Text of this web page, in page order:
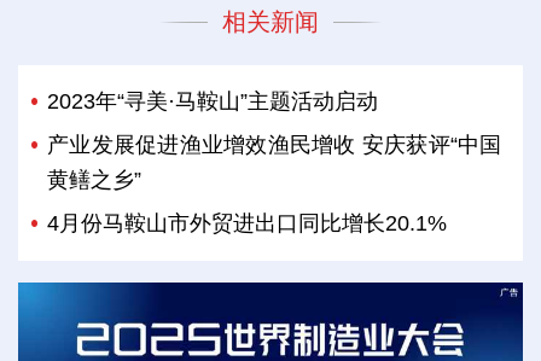
相关新闻
2023年“寻美·马鞍山”主题活动启动
产业发展促进渔业增效渔民增收 安庆获评“中国
黄鳝之乡”
4月份马鞍山市外贸进出口同比增长20.1%